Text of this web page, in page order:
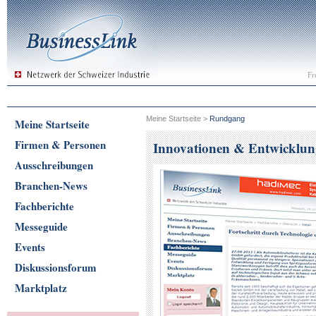
Meine Startseite
Firmen & Personen
Ausschreibungen
Branchen-News
Fachberichte
Messeguide
Events
Diskussionsforum
Marktplatz
Meine Startseite > Rundgang
Innovationen &